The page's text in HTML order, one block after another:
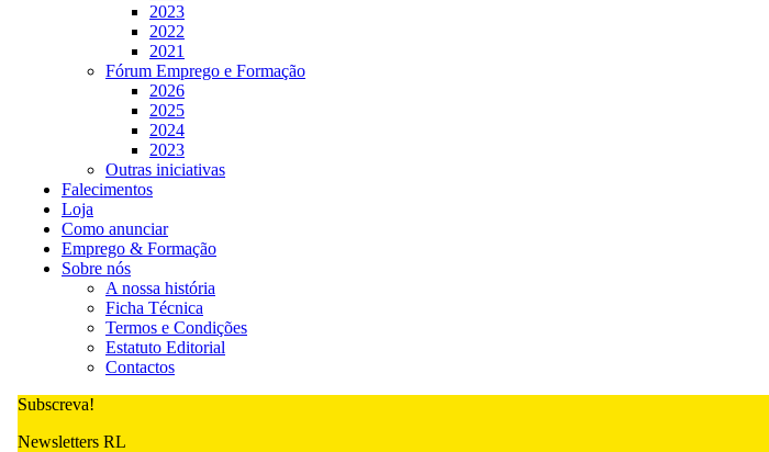
2023
2022
2021
Fórum Emprego e Formação
2026
2025
2024
2023
Outras iniciativas
Falecimentos
Loja
Como anunciar
Emprego & Formação
Sobre nós
A nossa história
Ficha Técnica
Termos e Condições
Estatuto Editorial
Contactos
Subscreva!
Newsletters RL